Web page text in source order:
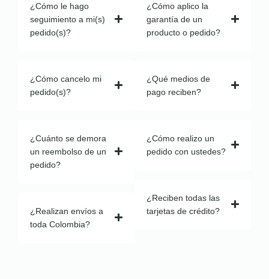
¿Cómo le hago
seguimiento a mi(s)
pedido(s)?
¿Cómo cancelo mi
pedido(s)?
¿Cuánto se demora
un reembolso de un
pedido?
¿Realizan envíos a
toda Colombia?
¿Cómo aplico la
garantía de un
producto o pedido?
¿Qué medios de
pago reciben?
¿Cómo realizo un
pedido con ustedes?
¿Reciben todas las
tarjetas de crédito?